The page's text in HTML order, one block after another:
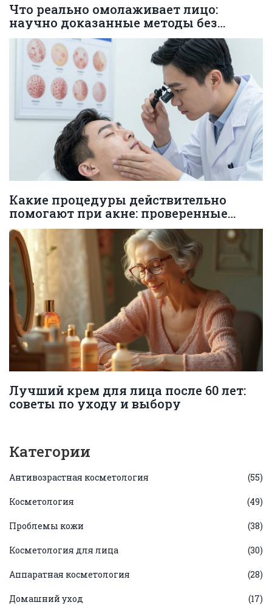
Что реально омолаживает лицо:
научно доказанные методы без
обмана
Какие процедуры действительно
помогают при акне: проверенные
методы от дерматологов
Лучший крем для лица после 60 лет:
советы по уходу и выбору
Категории
Антивозрастная косметология (55)
Косметология (49)
Проблемы кожи (38)
Косметология для лица (30)
Аппаратная косметология (28)
Домашний уход (17)